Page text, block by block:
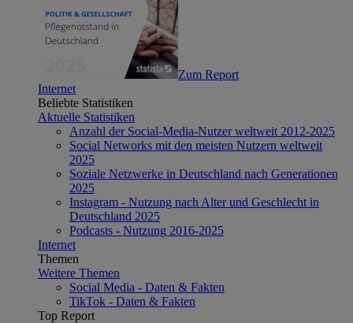
Zum Report
Internet
Beliebte Statistiken
Aktuelle Statistiken
Anzahl der Social-Media-Nutzer weltweit 2012-2025
Social Networks mit den meisten Nutzern weltweit
2025
Soziale Netzwerke in Deutschland nach Generationen
2025
Instagram - Nutzung nach Alter und Geschlecht in
Deutschland 2025
Podcasts - Nutzung 2016-2025
Internet
Themen
Weitere Themen
Social Media - Daten & Fakten
TikTok - Daten & Fakten
Top Report